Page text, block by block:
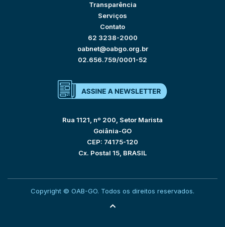
Transparência
Serviços
Contato
62 3238-2000
oabnet@oabgo.org.br
02.656.759/0001-52
Rua 1121, nº 200, Setor Marista
Goiânia-GO
CEP: 74175-120
Cx. Postal 15, BRASIL
Copyright © OAB-GO. Todos os direitos reservados.